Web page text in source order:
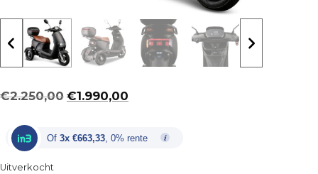
€2.250,00 Oorspronkelijke
€2.250,00.
€1.990,00
€1.990,00.
Of 3x €663,33, 0% rente
Uitverkocht